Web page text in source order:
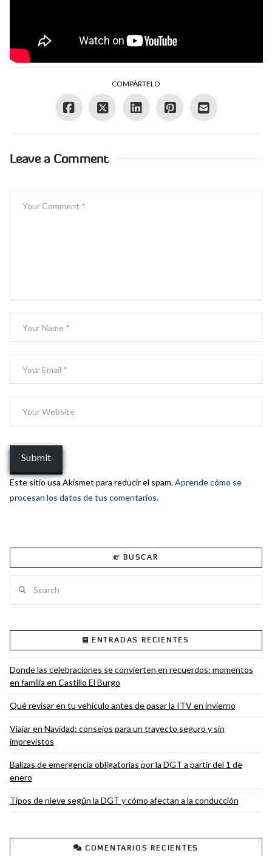
COMPÁRTELO
Leave a Comment
Este sitio usa Akismet para reducir el spam.Aprende cómo se
procesan los datos de tus comentarios.
BUSCAR
ENTRADAS RECIENTES
Donde las celebraciones se convierten en recuerdos: momentos
en familia en Castillo El Burgo
Qué revisar en tu vehículo antes de pasar la ITV en invierno
Viajar en Navidad: consejos para un trayecto seguro y sin
imprevistos
Balizas de emergencia obligatorias por la DGT a partir del 1 de
enero
Tipos de nieve según la DGT y cómo afectan a la conducción
COMENTARIOS RECIENTES